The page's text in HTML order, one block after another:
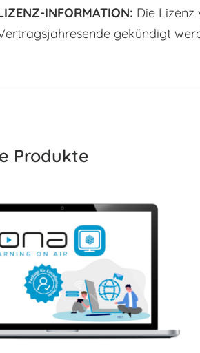
INFORMATION: Die
gekündigt
Produkte